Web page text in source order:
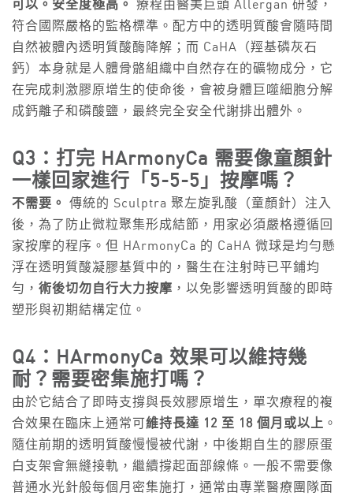
可以。安全度極高。
療程由醫美巨頭 Allergan 研發，
符合國際嚴格的監格標準。配方中的透明質酸會隨時間
自然被體內透明質酸酶降解；而 CaHA（羥基磷灰石
鈣）本身就是人體骨骼組織中自然存在的礦物成分，它
在完成刺激膠原增生的使命後，會被身體巨噬細胞分解
成鈣離子和磷酸鹽，最終完全安全代謝排出體外。
Q3：打完 HArmonyCa 需要像童顏針
一樣回家進行「5-5-5」按摩嗎？
不需要。
傳統的 Sculptra 聚左旋乳酸（童顏針）注入
後，為了防止微粒聚集形成結節，用家必須嚴格遵循回
家按摩的程序。但 HArmonyCa 的 CaHA 微球是均勻懸
浮在透明質酸凝膠基質中的，醫生在注射時已平鋪均
勻， 術後切勿自行大力按摩 ，以免影響透明質酸的即時
塑形與初期結構定位。
Q4：HArmonyCa 效果可以維持幾
耐？需要密集施打嗎？
由於它結合了即時支撐與長效膠原增生，單次療程的複
合效果在臨床上通常可 維持長達 12 至 18 個月或以上 。
隨住前期的透明質酸慢慢被代謝，中後期自生的膠原蛋
白支架會無縫接軌，繼續撐起面部線條。一般不需要像
普通水光針般每個月密集施打，通常由專業醫療團隊面